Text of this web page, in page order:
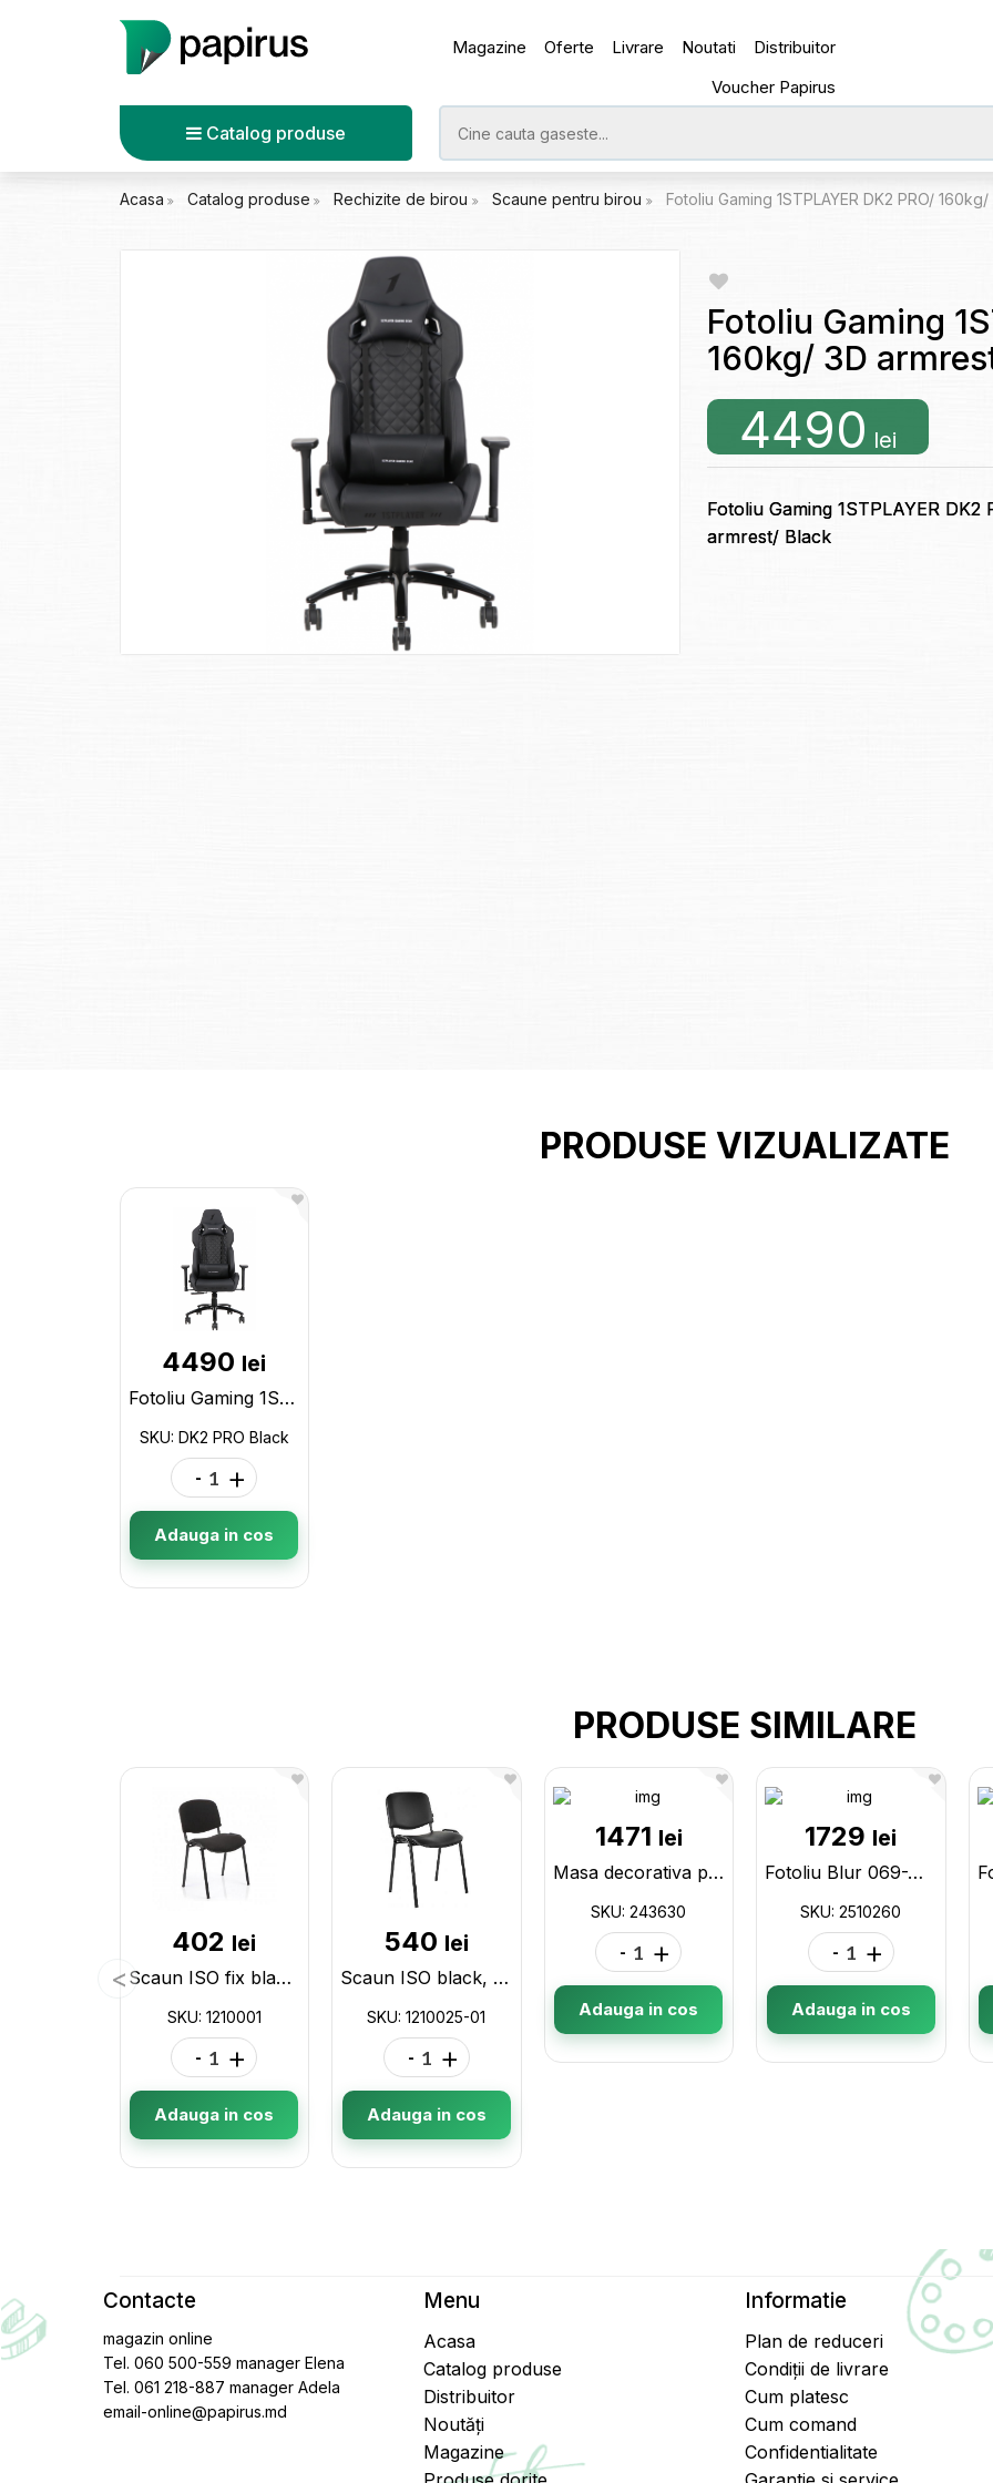
Magazine Oferte Livrare Noutati
Distribuitor
Voucher Papirus
Catalog produse
Acasa Catalog produse Rechizite de birou Scaune pentru birou Fotoliu Gaming 1STPLAYER DK2 PRO/
Fotoliu Gaming
160kg/ 3D
4490 lei
Fotoliu Gaming 1STPLAYER DK2
armrest/ Black
PRODUSE VIZUALIZATE
4490 lei
Fotoliu Gaming 1STPLAYER DK2 PRO/ 160kg/ 3D armrest/ Black DK2 PRO Black
SKU: DK2 PRO Black
- +
Adauga in cos
PRODUSE SIMILARE
402 lei
Scaun ISO fix black, A-1(negru) 1210001
SKU: 1210001
- +
Adauga in cos
540 lei
Scaun ISO black, piele sintetica 1210025-01
SKU: 1210025-01
- +
Adauga in cos
1471 lei
Masa decorativa p/u ceai 45x60cm 243630
SKU: 243630
- +
Adauga in cos
1729 lei
Fotoliu Blur 069-W-H albastru 2510260
SKU: 2510260
- +
Adauga in cos
Contacte
magazin online
Tel. 060 500-559 manager Elena
Tel. 061 218-887 manager Adela
email-online@papirus.md
Menu
Acasa
Catalog produse
Distribuitor
Noutăți
Magazine
Informatie
Plan de reduceri
Condiții de livrare
Cum platesc
Cum comand
Confidentialitate